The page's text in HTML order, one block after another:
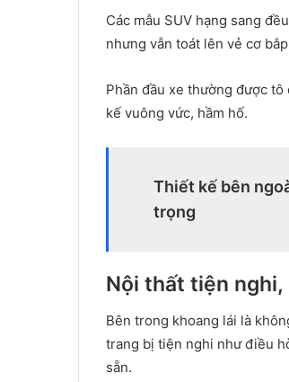
Các mẫu SUV hạng sang
nhưng vẫn toát lên vẻ cơ
Phần đầu xe thường được
kế vuông vức, hầm hố.
Thiết kế bên
trọng
Nội thất tiện nghi,
Bên trong khoang lái là
trang bị tiện nghi như điều
sẵn.